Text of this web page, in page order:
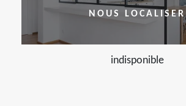
NOUS LOCALISER
indisponible